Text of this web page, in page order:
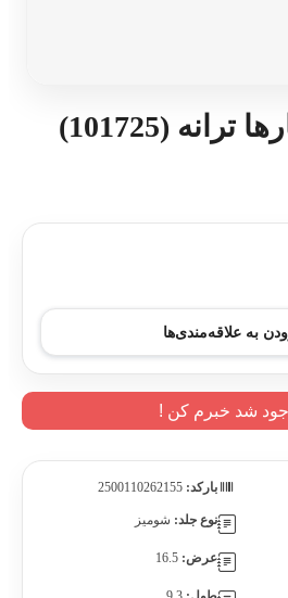
(101725)
به علاقه‌مندی‌ها
شد خبرم کن !
بارکد:
نوع جلد: شومیز
عرض: 16.5